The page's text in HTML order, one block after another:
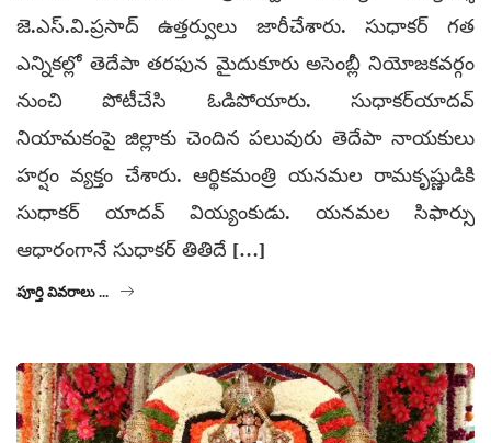
జె.ఎస్.వి.ప్రసాద్ ఉత్తర్వులు జారీచేశారు. సుధాకర్ గత
ఎన్నికల్లో తెదేపా తరఫున మైదుకూరు అసెంబ్లీ నియోజకవర్గం
నుంచి పోటీచేసి ఓడిపోయారు. సుధాకర్‌యాదవ్
నియామకంపై జిల్లాకు చెందిన పలువురు తెదేపా నాయకులు
హర్షం వ్యక్తం చేశారు. ఆర్థికమంత్రి యనమల రామకృష్ణుడికి
సుధాకర్ యాదవ్ వియ్యంకుడు. యనమల సిఫార్సు
ఆధారంగానే సుధాకర్ తితిదే […]
పూర్తి వివరాలు ...